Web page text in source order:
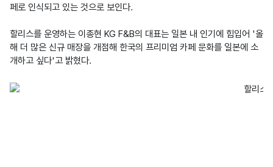
페로 인식되고 있는 것으로 보인다.
할리스를 운영하는 이종현 KG F&B의 대표는 일본 내 인기에 힘입어 '올
해 더 많은 신규 매장을 개점해 한국의 프리미엄 카페 문화를 일본에 소